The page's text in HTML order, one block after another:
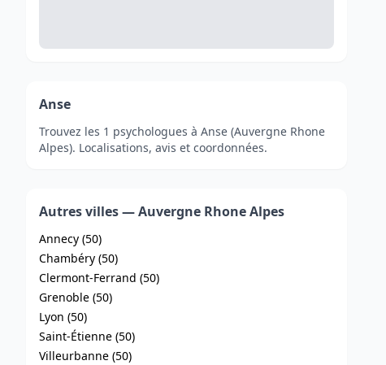
Anse
Trouvez les 1 psychologues à Anse (Auvergne Rhone
Alpes). Localisations, avis et coordonnées.
Autres villes — Auvergne Rhone Alpes
Annecy (50)
Chambéry (50)
Clermont-Ferrand (50)
Grenoble (50)
Lyon (50)
Saint-Étienne (50)
Villeurbanne (50)